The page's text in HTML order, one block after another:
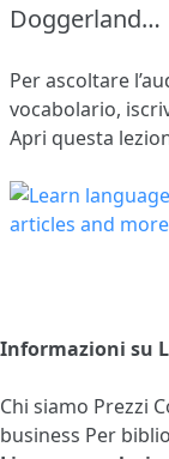
Doggerland…
Per ascoltare
vocabolario,
Apri questa
Informazioni su
Chi siamo Prezzi
business Per